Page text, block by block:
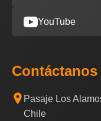
YouTube
Contáctanos
Pasaje Los
Chile